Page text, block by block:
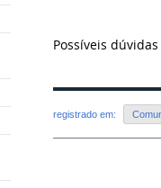
Possíveis
registrado em: